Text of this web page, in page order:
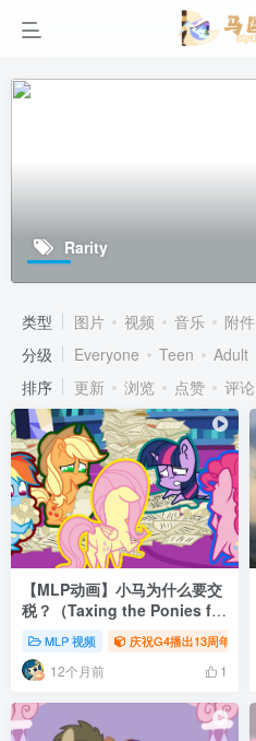
Rarity
类型 图片 视频 音乐
附件
分级
Everyone Teen
Adult
排序
更新 浏览 点赞 评论
【MLP动画】小马为什么要交
税？（Taxing the Ponies for
WHAT?!）
MLP 视频 庆祝G4播出13周年
12个月前 1